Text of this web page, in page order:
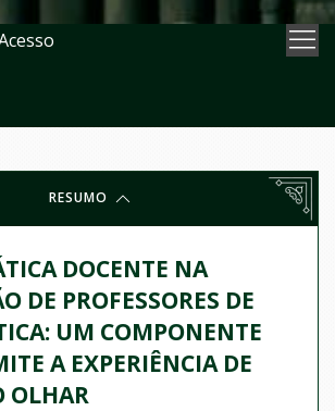
RESUMO
DOCENTE NA
DE PROFESSORES DE
UM COMPONENTE
A EXPERIÊNCIA DE
OLHAR